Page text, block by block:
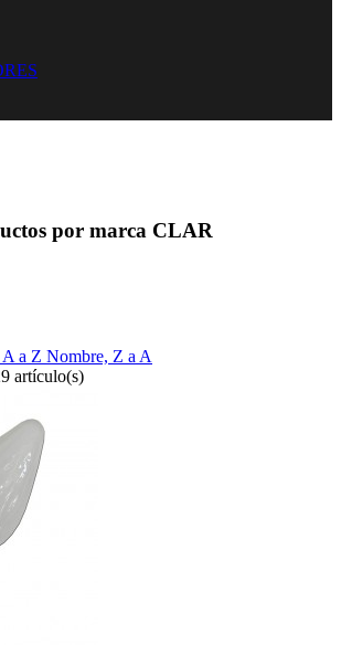
por marca CLAR
a Z Nombre, Z a A
artículo(s)